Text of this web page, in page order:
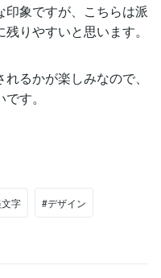
象ですが、こちらは派
りやすいと思います。
るかが楽しみなので、
す。
字 #デザイン